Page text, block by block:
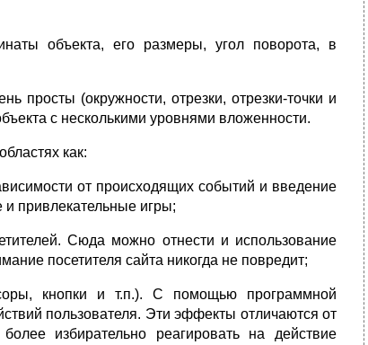
объекта, его размеры, угол поворота, в
просты (окружности, отрезки, отрезки-точки и
с несколькими уровнями вложенности.
как:
от происходящих событий и введение
привлекательные игры;
Сюда можно отнести и использование
посетителя сайта никогда не повредит;
кнопки и т.п.). С помощью программной
пользователя. Эти эффекты отличаются от
избирательно реагировать на действие